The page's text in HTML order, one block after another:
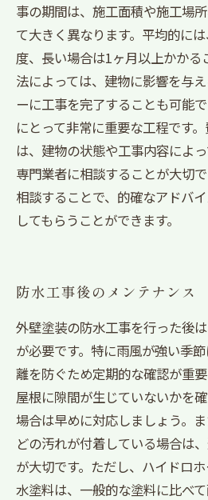
事の期間は、施工面積や施工場
て大きく異なります。平均的に
度、長い場合は1ヶ月以上かかる
法によっては、建物に影響を与
ーに工事を完了することも可能
にとって非常に重要な工程です
は、建物の状態や工事内容によ
専門業者に相談することが大切
相談することで、的確なアドバ
してもらうことができます。
防水工事後のメンテナンス
外壁塗装の防水工事を行った後
が必要です。特に雨風が強い季
離を防ぐため定期的な確認が重
屋根に隙間が生じていないかを
場合は早めに対応しましょう。
どの汚れが付着している場合は
が大切です。ただし、ハイドロ
水塗料は、一般的な塗料に比べ